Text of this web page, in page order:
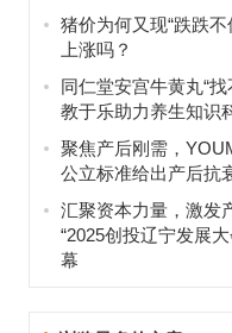
猪价为何又现“跌跌
上涨吗？
同仁堂安宫牛黄丸“
教于乐助力养生知识
聚焦产后刚需，
公立标准给出产后抗
汇聚资本力量，激
“2025创投辽宁发展
幕